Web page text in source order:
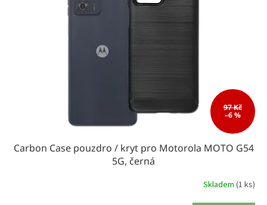
97 Kč
–6 %
Carbon Case pouzdro / kryt pro Motorola MOTO G54
5G, černá
Skladem (1 ks)